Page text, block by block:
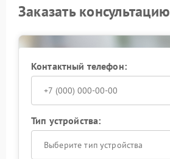
Заказать консультацию
Контактный телефон:
Тип устройства:
Выберите тип устройства